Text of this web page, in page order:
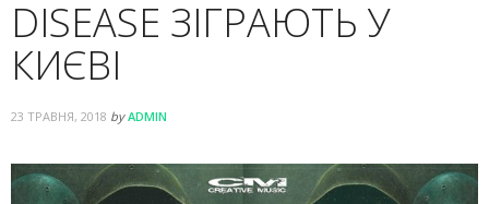
DISEASE ЗІГРАЮТЬ У
КИЄВІ
23 ТРАВНЯ, 2018 by ADMIN